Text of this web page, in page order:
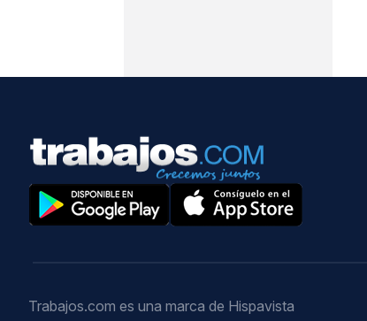
Trabajos.com es una marca de Hispavista